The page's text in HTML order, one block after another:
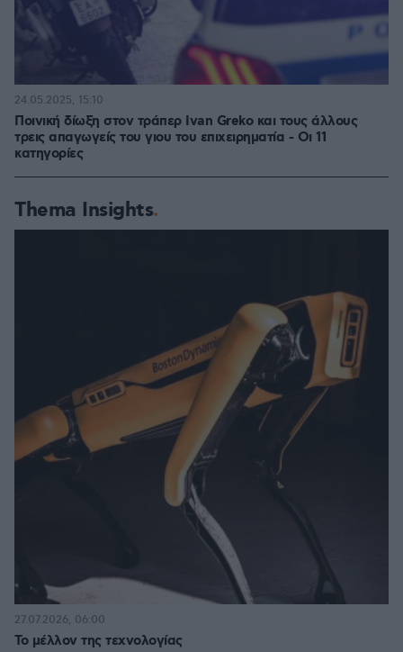
Ποινική δίωξη στον τράπερ Ivan Greko και τους άλλους
τρεις απαγωγείς του γιου του επιχειρηματία - Οι 11
κατηγορίες
24.05.2025, 15:10
Thema Insights
Το μέλλον της τεχνολογίας
27.07.2026, 06:00